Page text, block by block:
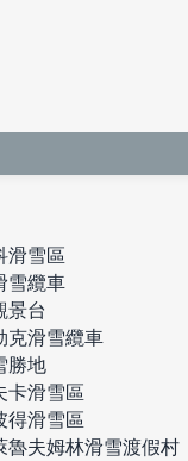
滑雪區
雪纜車
景台
克滑雪纜車
勝地
卡滑雪區
得滑雪區
魯夫姆林滑雪渡假村